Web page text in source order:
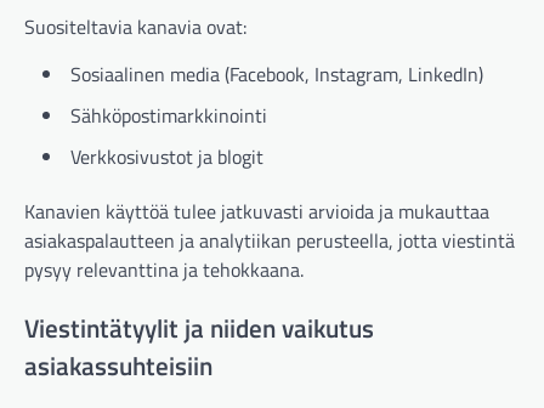
Suositeltavia kanavia ovat:
Sosiaalinen media (Facebook, Instagram, LinkedIn)
Sähköpostimarkkinointi
Verkkosivustot ja blogit
Kanavien käyttöä tulee jatkuvasti arvioida ja mukauttaa
asiakaspalautteen ja analytiikan perusteella, jotta viestintä
pysyy relevanttina ja tehokkaana.
Viestintätyylit ja niiden vaikutus
asiakassuhteisiin